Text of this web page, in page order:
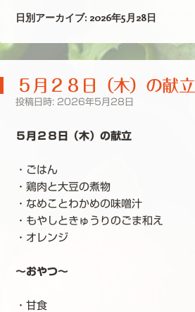
日別アーカイブ: 2026年5月28日
５月２８日（木）の献立
投稿日時: 2026年5月28日
５月２８日（木）の献立
・ごはん
・鶏肉と大豆の煮物
・なめことわかめの味噌汁
・もやしときゅうりのごま和え
・オレンジ
～おやつ～
・甘食